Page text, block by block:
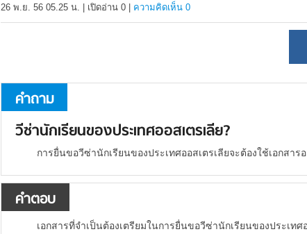
26 พ.ย. 56 05.25 น. เปิดอ่าน 0 ความคิดเห็น 0
คำถาม
วีซ่านักเรียนของประเทศออสเตรเลีย?
การยื่นขอวีซ่านักเรียนของประเทศออสเตรเลียจะต้องใช้เอกสาร
คำตอบ
เอกสารที่จำเป็นต้องเตรียมในการยื่นขอวีซ่านักเรียนของประเทศ